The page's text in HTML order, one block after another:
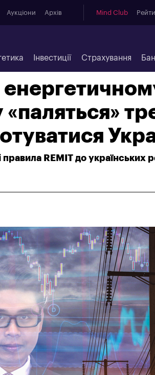
Аукціони Архів Mind Club
Інвестиції Страхування
REMIT до українських